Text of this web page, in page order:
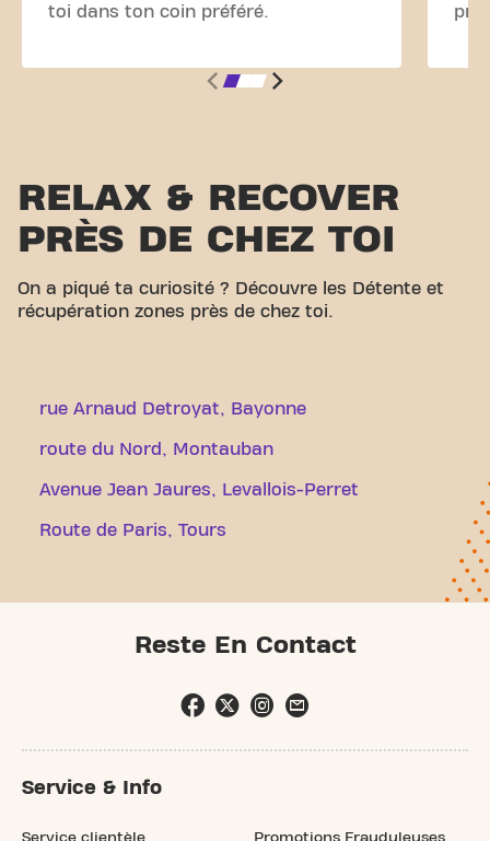
toi dans ton coin préféré.
RELAX & RECOVER
PRÈS DE CHEZ TOI
On a piqué ta curiosité ? Découvre les Détente et
récupération zones près de chez toi.
rue Arnaud Detroyat, Bayonne
route du Nord, Montauban
Avenue Jean Jaures, Levallois-Perret
Route de Paris, Tours
Reste En Contact
Service & Info